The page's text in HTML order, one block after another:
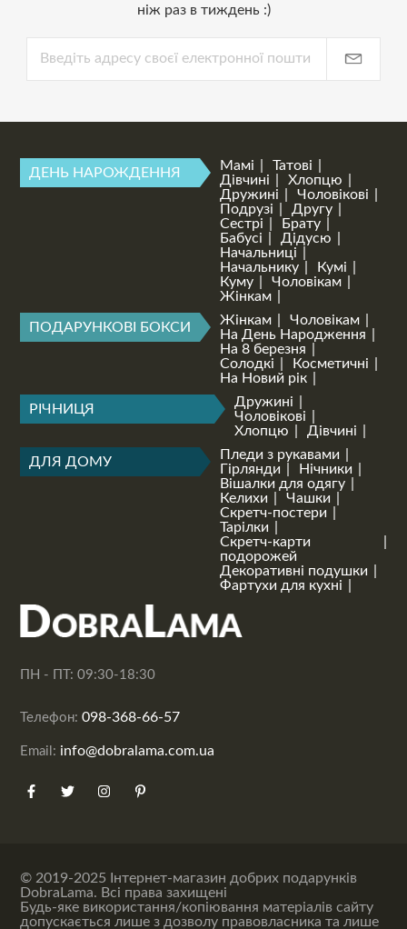
ніж раз в тиждень :)
ДЕНЬ НАРОЖДЕННЯ Мамі
Татові
Дівчині
Хлопцю
Дружині
Чоловікові
Подрузі
Другу
Сестрі
Брату
Бабусі
Дідусю
Начальниці
Начальнику
Кумі
Куму
Чоловікам
Жінкам
ПОДАРУНКОВІ БОКСИ Жінкам
Чоловікам
На День Народження
На 8 березня
Солодкі
Косметичні
На Новий рік
РІЧНИЦЯ
Дружині
Чоловікові
Хлопцю
Дівчині
ДЛЯ ДОМУ
Пледи з рукавами
Гірлянди
Нічники
Вішалки для одягу
Келихи
Чашки
Скретч-постери
Тарілки
Скретч-карти
подорожей
Декоративні подушки
Фартухи для кухні
ПН - ПТ: 09:30-18:30
Телефон:098-368-66-57
Email: info@dobralama.com.ua
© 2019-2025 Інтернет-магазин добрих подарунків
DobraLama. Всі права захищені
Будь-яке використання/копіювання матеріалів сайту
допускається лише з дозволу правовласника та лише